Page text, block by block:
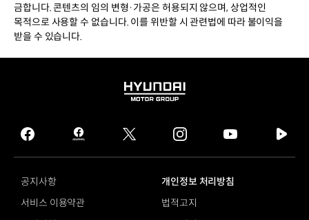
금합니다. 콘텐츠의 임의 변형·가공은 허용되지 않으며, 상업적인
목적으로 사용할 수 없습니다. 이를 위반할 시 관련법에 따라 불이익을
받을 수 있습니다.
HYUNDAI
GROUP
facebook
hmg
journal
twitter instagram
tv
공지사항
개인정보 처리방침
서비스 이용약관
법적고지